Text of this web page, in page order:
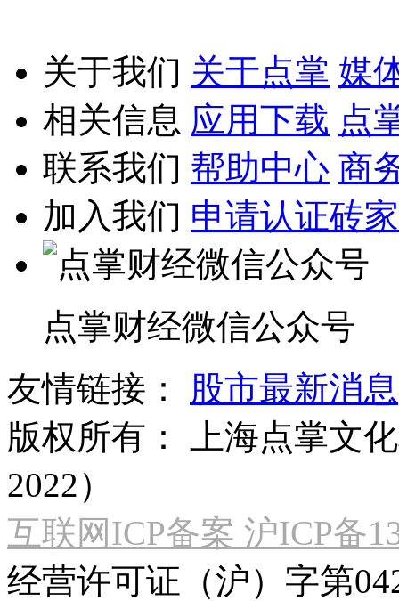
关于我们 关于点掌 媒
相关信息 应用下载 点
联系我们 帮助中心 商
加入我们 申请认证砖家
点掌财经微信公众号
友情链接：
股市最新消息
版权所有：
上海点掌文
2022）
互联网ICP备案 沪ICP备
经营许可证（沪）字第